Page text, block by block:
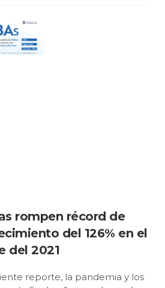
rompen récord de
del 126% en el
del 2021
reporte, la pandemia y los